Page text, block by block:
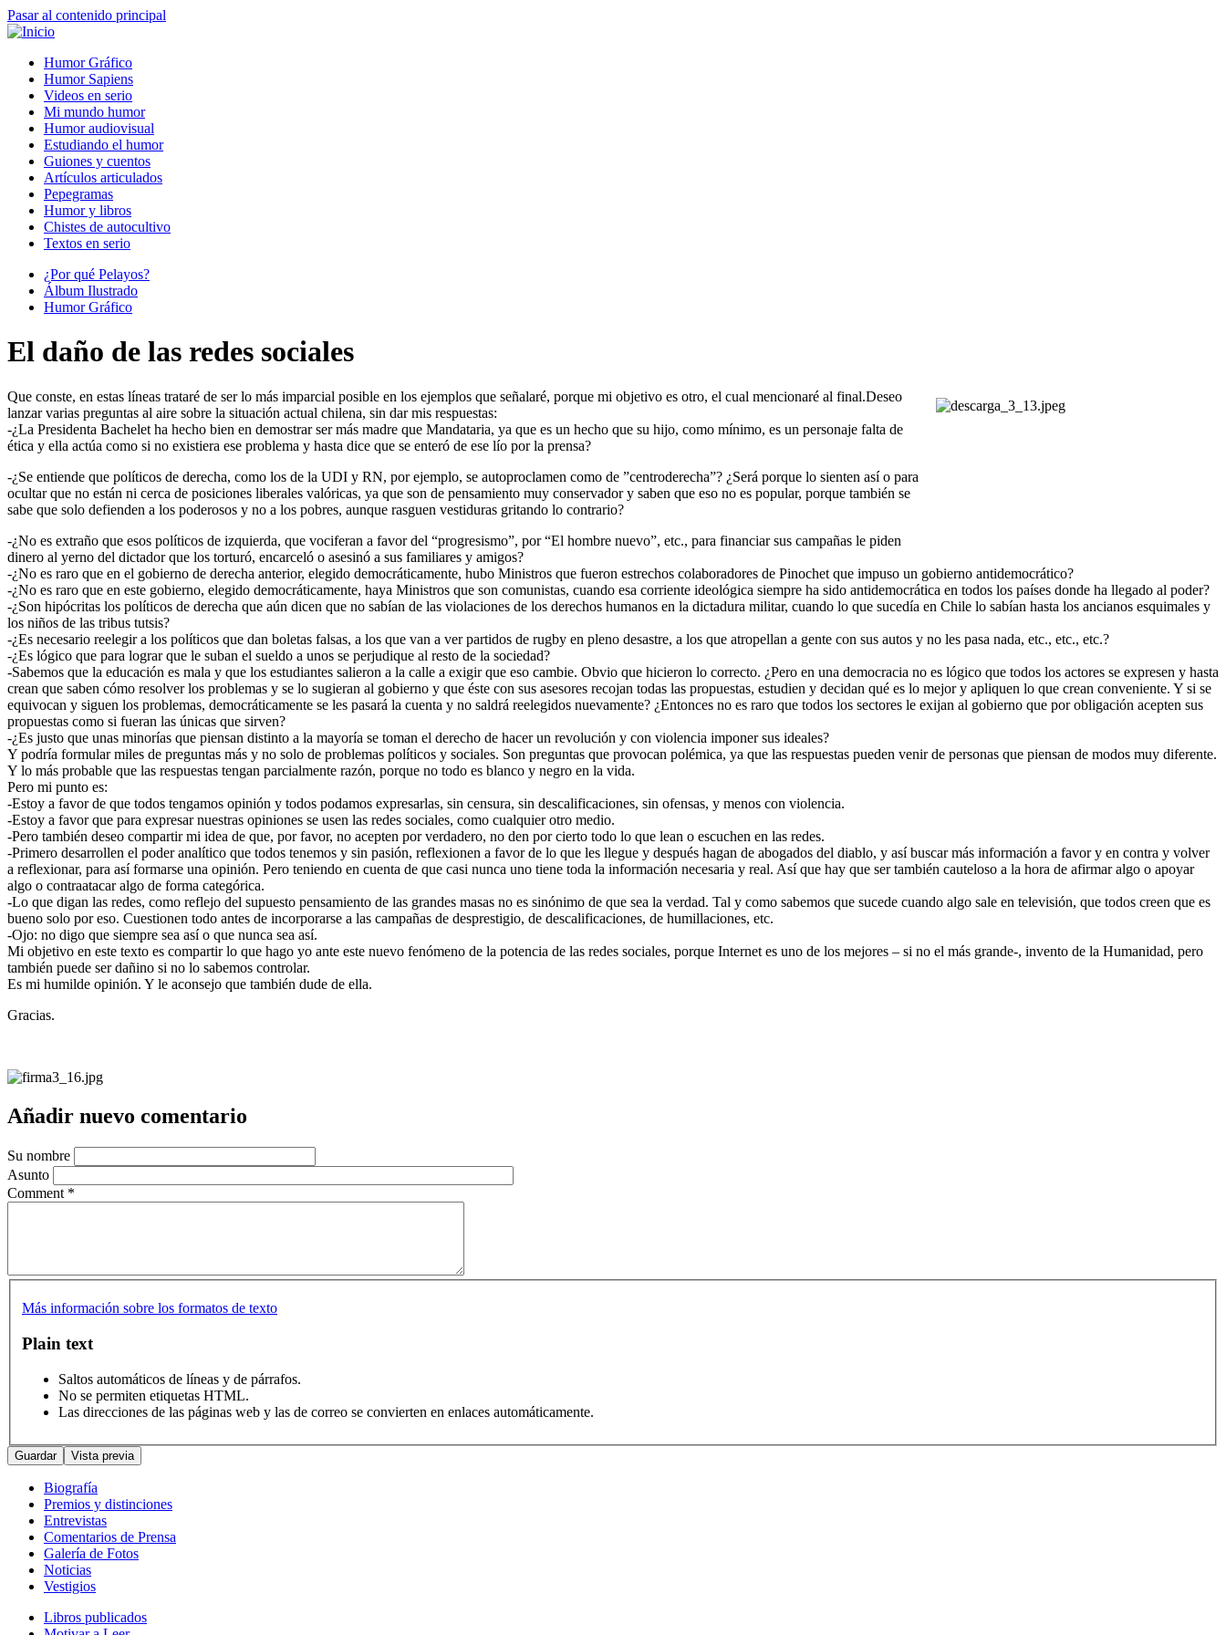
Pasar al contenido principal
Humor Gráfico
Humor Sapiens
Videos en serio
Mi mundo humor
Humor audiovisual
Estudiando el humor
Guiones y cuentos
Artículos articulados
Pepegramas
Humor y libros
Chistes de autocultivo
Textos en serio
¿Por qué Pelayos?
Álbum Ilustrado
Humor Gráfico
El daño de las redes sociales
Que conste, en estas líneas trataré de ser lo más imparcial posible en los ejemplos que señalaré, porque mi objetivo es otro, el cual mencionaré al final.Deseo
lanzar varias preguntas al aire sobre la situación actual chilena, sin dar mis respuestas:
-¿La Presidenta Bachelet ha hecho bien en demostrar ser más madre que Mandataria, ya que es un hecho que su hijo, como mínimo, es un personaje falta de
ética y ella actúa como si no existiera ese problema y hasta dice que se enteró de ese lío por la prensa?
-¿Se entiende que políticos de derecha, como los de la UDI y RN, por ejemplo, se autoproclamen como de ”centroderecha”? ¿Será porque lo sienten así o para
ocultar que no están ni cerca de posiciones liberales valóricas, ya que son de pensamiento muy conservador y saben que eso no es popular, porque también se
sabe que solo defienden a los poderosos y no a los pobres, aunque rasguen vestiduras gritando lo contrario?
-¿No es extraño que esos políticos de izquierda, que vociferan a favor del “progresismo”, por “El hombre nuevo”, etc., para financiar sus campañas le piden
dinero al yerno del dictador que los torturó, encarceló o asesinó a sus familiares y amigos?
-¿No es raro que en el gobierno de derecha anterior, elegido democráticamente, hubo Ministros que fueron estrechos colaboradores de Pinochet que impuso un gobierno antidemocrático?
-¿No es raro que en este gobierno, elegido democráticamente, haya Ministros que son comunistas, cuando esa corriente ideológica siempre ha sido antidemocrática en todos los países donde ha llegado al poder?
-¿Son hipócritas los políticos de derecha que aún dicen que no sabían de las violaciones de los derechos humanos en la dictadura militar, cuando lo que sucedía en Chile lo sabían hasta los ancianos esquimales y
los niños de las tribus tutsis?
-¿Es necesario reelegir a los políticos que dan boletas falsas, a los que van a ver partidos de rugby en pleno desastre, a los que atropellan a gente con sus autos y no les pasa nada, etc., etc., etc.?
-¿Es lógico que para lograr que le suban el sueldo a unos se perjudique al resto de la sociedad?
-Sabemos que la educación es mala y que los estudiantes salieron a la calle a exigir que eso cambie. Obvio que hicieron lo correcto. ¿Pero en una democracia no es lógico que todos los actores se expresen y hasta
crean que saben cómo resolver los problemas y se lo sugieran al gobierno y que éste con sus asesores recojan todas las propuestas, estudien y decidan qué es lo mejor y apliquen lo que crean conveniente. Y si se
equivocan y siguen los problemas, democráticamente se les pasará la cuenta y no saldrá reelegidos nuevamente? ¿Entonces no es raro que todos los sectores le exijan al gobierno que por obligación acepten sus
propuestas como si fueran las únicas que sirven?
-¿Es justo que unas minorías que piensan distinto a la mayoría se toman el derecho de hacer un revolución y con violencia imponer sus ideales?
Y podría formular miles de preguntas más y no solo de problemas políticos y sociales. Son preguntas que provocan polémica, ya que las respuestas pueden venir de personas que piensan de modos muy diferente.
Y lo más probable que las respuestas tengan parcialmente razón, porque no todo es blanco y negro en la vida.
Pero mi punto es:
-Estoy a favor de que todos tengamos opinión y todos podamos expresarlas, sin censura, sin descalificaciones, sin ofensas, y menos con violencia.
-Estoy a favor que para expresar nuestras opiniones se usen las redes sociales, como cualquier otro medio.
-Pero también deseo compartir mi idea de que, por favor, no acepten por verdadero, no den por cierto todo lo que lean o escuchen en las redes.
-Primero desarrollen el poder analítico que todos tenemos y sin pasión, reflexionen a favor de lo que les llegue y después hagan de abogados del diablo, y así buscar más información a favor y en contra y volver
a reflexionar, para así formarse una opinión. Pero teniendo en cuenta de que casi nunca uno tiene toda la información necesaria y real. Así que hay que ser también cauteloso a la hora de afirmar algo o apoyar
algo o contraatacar algo de forma categórica.
-Lo que digan las redes, como reflejo del supuesto pensamiento de las grandes masas no es sinónimo de que sea la verdad. Tal y como sabemos que sucede cuando algo sale en televisión, que todos creen que es
bueno solo por eso. Cuestionen todo antes de incorporarse a las campañas de desprestigio, de descalificaciones, de humillaciones, etc.
-Ojo: no digo que siempre sea así o que nunca sea así.
Mi objetivo en este texto es compartir lo que hago yo ante este nuevo fenómeno de la potencia de las redes sociales, porque Internet es uno de los mejores – si no el más grande-, invento de la Humanidad, pero
también puede ser dañino si no lo sabemos controlar.
Es mi humilde opinión. Y le aconsejo que también dude de ella.
Gracias.
Añadir nuevo comentario
Su nombre
Asunto
Comment *
Más información sobre los formatos de texto
Plain text
Saltos automáticos de líneas y de párrafos.
No se permiten etiquetas HTML.
Las direcciones de las páginas web y las de correo se convierten en enlaces automáticamente.
Biografía
Premios y distinciones
Entrevistas
Comentarios de Prensa
Galería de Fotos
Noticias
Vestigios
Libros publicados